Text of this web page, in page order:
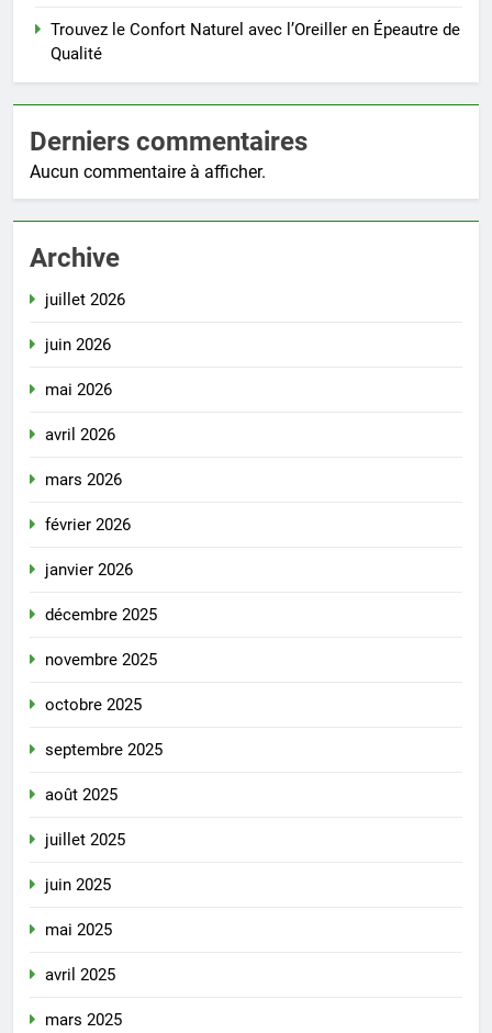
Trouvez le Confort Naturel avec l’Oreiller en Épeautre de
Qualité
Derniers commentaires
Aucun commentaire à afficher.
Archive
juillet 2026
juin 2026
mai 2026
avril 2026
mars 2026
février 2026
janvier 2026
décembre 2025
novembre 2025
octobre 2025
septembre 2025
août 2025
juillet 2025
juin 2025
mai 2025
avril 2025
mars 2025